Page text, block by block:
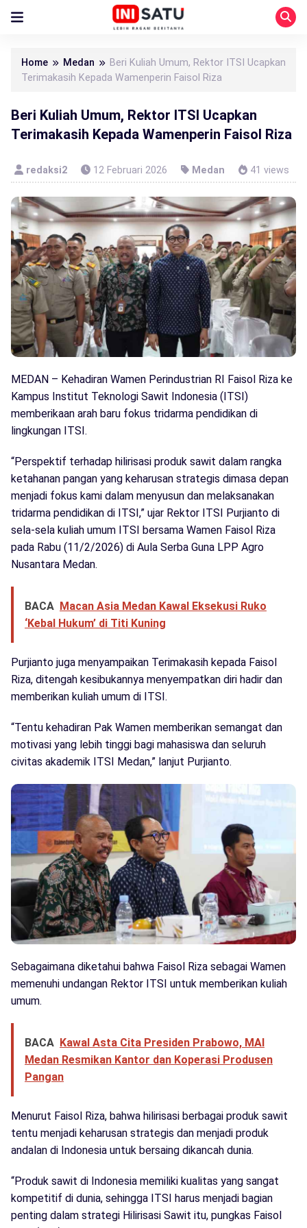
Home Medan
Beri Kuliah Umum, Rektor ITSI Ucapkan
Terimakasih Kepada Wamenperin Faisol Riza
Beri Kuliah Umum, Rektor ITSI Ucapkan
Terimakasih Kepada Wamenperin Faisol Riza
redaksi2 12 Februari 2026 Medan 41 views
MEDAN – Kehadiran Wamen Perindustrian RI Faisol Riza ke
Kampus Institut Teknologi Sawit Indonesia (ITSI)
memberikaan arah baru fokus tridarma pendidikan di
lingkungan ITSI.
“Perspektif terhadap hilirisasi produk sawit dalam rangka
ketahanan pangan yang keharusan strategis dimasa depan
menjadi fokus kami dalam menyusun dan melaksanakan
tridarma pendidikan di ITSI,” ujar Rektor ITSI Purjianto di
sela-sela kuliah umum ITSI bersama Wamen Faisol Riza
pada Rabu (11/2/2026) di Aula Serba Guna LPP Agro
Nusantara Medan.
BACA Macan Asia Medan Kawal Eksekusi Ruko
‘Kebal Hukum’ di Titi Kuning
Purjianto juga menyampaikan Terimakasih kepada Faisol
Riza, ditengah kesibukannya menyempatkan diri hadir dan
memberikan kuliah umum di ITSI.
“Tentu kehadiran Pak Wamen memberikan semangat dan
motivasi yang lebih tinggi bagi mahasiswa dan seluruh
civitas akademik ITSI Medan,” lanjut Purjianto.
Sebagaimana diketahui bahwa Faisol Riza sebagai Wamen
memenuhi undangan Rektor ITSI untuk memberikan kuliah
umum.
BACA Kawal Asta Cita Presiden Prabowo, MAI
Medan Resmikan Kantor dan Koperasi Produsen
Pangan
Menurut Faisol Riza, bahwa hilirisasi berbagai produk sawit
tentu menjadi keharusan strategis dan menjadi produk
andalan di Indonesia untuk bersaing dikancah dunia.
“Produk sawit di Indonesia memiliki kualitas yang sangat
kompetitif di dunia, sehingga ITSI harus menjadi bagian
penting dalam strategi Hilirisasi Sawit itu, pungkas Faisol